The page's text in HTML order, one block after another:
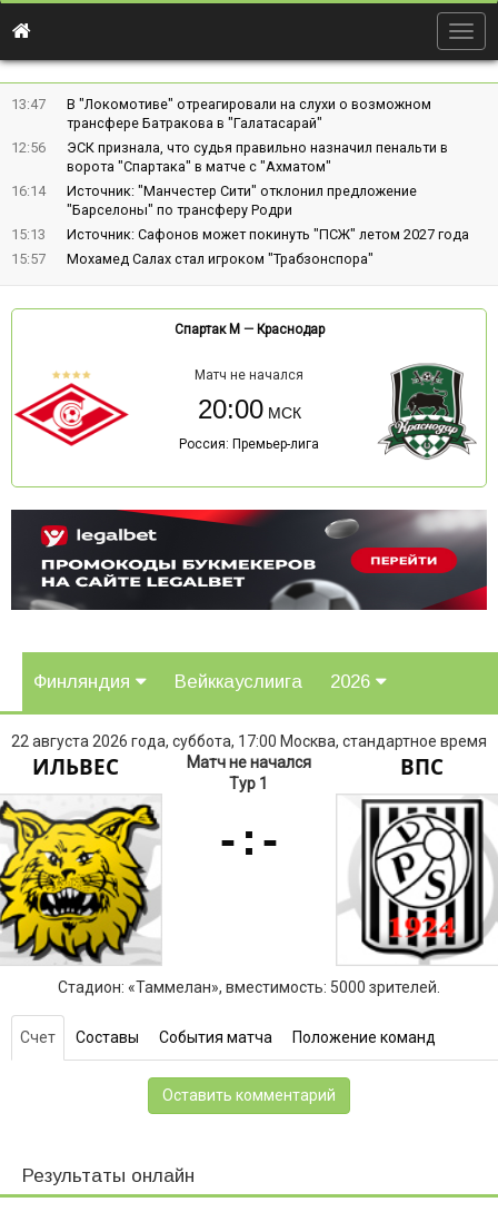
13:47
В "Локомотиве" отреагировали на слухи о возможном
трансфере Батракова в "Галатасарай"
12:56
ЭСК признала, что судья правильно назначил пенальти в
ворота "Спартака" в матче с "Ахматом"
16:14
Источник: "Манчестер Сити" отклонил предложение
"Барселоны" по трансферу Родри
15:13
Источник: Сафонов может покинуть "ПСЖ" летом 2027 года
15:57
Мохамед Салах стал игроком "Трабзонспора"
Спартак М — Краснодар
Матч не начался
20:00
Россия: Премьер-лига
Финляндия Вейккауслиига 2026
22 августа 2026 года, суббота, 17:00 Москва, стандартное время
ИЛЬВЕС
Матч не начался
Тур 1
- : -
ВПС
Стадион: «Таммелан», вместимость: 5000 зрителей.
Счет Составы События матча Положение команд
Оставить комментарий
Результаты онлайн